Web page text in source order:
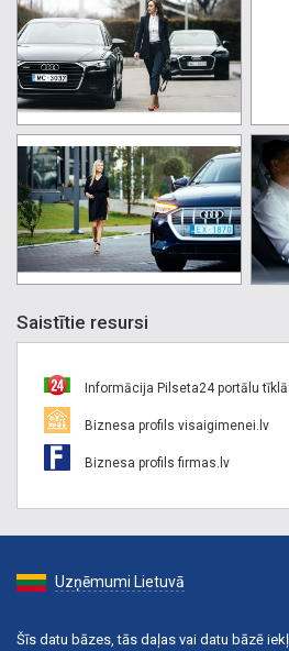
Saistītie resursi
Informācija Pilseta24 portālu tīklā
Biznesa profils visaigimenei.lv
Biznesa profils firmas.lv
Uzņēmumi Lietuvā
Šīs datu bāzes, tās daļas vai datu bāzē